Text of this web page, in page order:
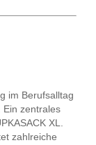
im Berufsalltag
Ein zentrales
XL.
zahlreiche